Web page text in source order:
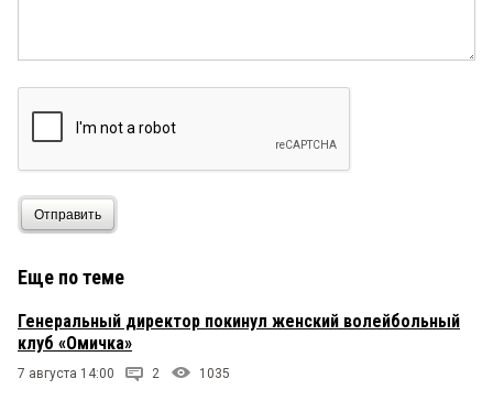
Отправить
Еще по теме
Генеральный директор покинул женский волейбольный
клуб «Омичка»
7 августа 14:00 2 1035